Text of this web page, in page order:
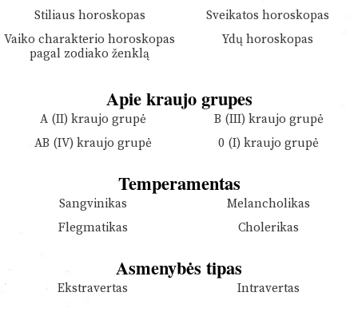
Stiliaus horoskopas
Sveikatos horoskopas
Vaiko charakterio horoskopas
pagal zodiako ženklą
Ydų horoskopas
Apie kraujo grupes
A (II) kraujo grupė
B (III) kraujo grupė
AB (IV) kraujo grupė
0 (I) kraujo grupė
Temperamentas
Sangvinikas
Melancholikas
Flegmatikas
Cholerikas
Asmenybės tipas
Ekstravertas Intravertas